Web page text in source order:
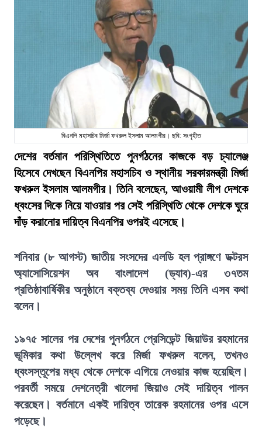
বিএনপি মহাসচিব মির্জা ফখরুল ইসলাম আলমগীর। ছবি: সংগৃহীত
দেশের বর্তমান পরিস্থিতিতে পুনর্গঠনের কাজকে বড় চ্যালেঞ্জ
হিসেবে দেখছেন বিএনপির মহাসচিব ও স্থানীয় সরকারমন্ত্রী মির্জা
ফখরুল ইসলাম আলমগীর। তিনি বলেছেন, আওয়ামী লীগ দেশকে
ধ্বংসের দিকে নিয়ে যাওয়ার পর সেই পরিস্থিতি থেকে দেশকে ঘুরে
দাঁড় করানোর দায়িত্ব বিএনপির ওপরই এসেছে।
শনিবার (৮ আগস্ট) জাতীয় সংসদের এলডি হল প্রাঙ্গণে ডক্টরস
অ্যাসোসিয়েশন অব বাংলাদেশ (ড্যাব)-এর ৩৭তম
প্রতিষ্ঠাবার্ষিকীর অনুষ্ঠানে বক্তব্য দেওয়ার সময় তিনি এসব কথা
বলেন।
১৯৭৫ সালের পর দেশের পুনর্গঠনে প্রেসিডেন্ট জিয়াউর রহমানের
ভূমিকার কথা উল্লেখ করে মির্জা ফখরুল বলেন, তখনও
ধ্বংসস্তূপের মধ্য থেকে দেশকে এগিয়ে নেওয়ার কাজ হয়েছিল।
পরবর্তী সময়ে দেশনেত্রী খালেদা জিয়াও সেই দায়িত্ব পালন
করেছেন। বর্তমানে একই দায়িত্ব তারেক রহমানের ওপর এসে
পড়েছে।